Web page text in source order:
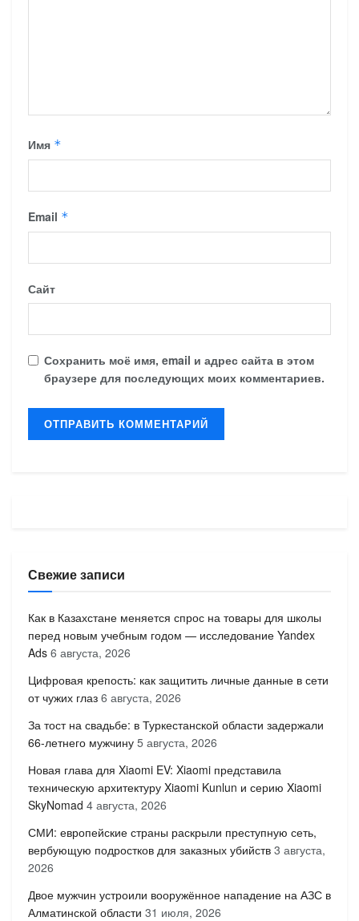
Имя *
Email *
Сайт
Сохранить моё имя, email и адрес сайта в этом
браузере для последующих моих комментариев.
Свежие записи
Как в Казахстане меняется спрос на товары для школы
перед новым учебным годом — исследование Yandex
Ads 6 августа, 2026
Цифровая крепость: как защитить личные данные в сети
от чужих глаз 6 августа, 2026
За тост на свадьбе: в Туркестанской области задержали
66-летнего мужчину 5 августа, 2026
Новая глава для Xiaomi EV: Xiaomi представила
техническую архитектуру Xiaomi Kunlun и серию Xiaomi
SkyNomad 4 августа, 2026
СМИ: европейские страны раскрыли преступную сеть,
вербующую подростков для заказных убийств 3 августа,
2026
Двое мужчин устроили вооружённое нападение на АЗС в
Алматинской области 31 июля, 2026